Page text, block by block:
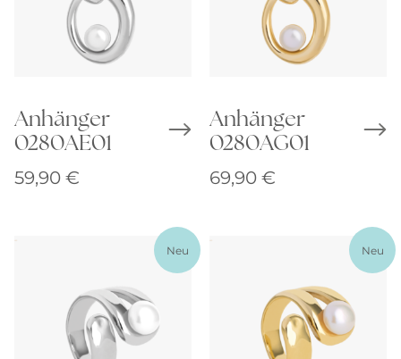
Anhänger
0280AE01
59,90 €
Anhänger
0280AG01
69,90 €
Neu Neu